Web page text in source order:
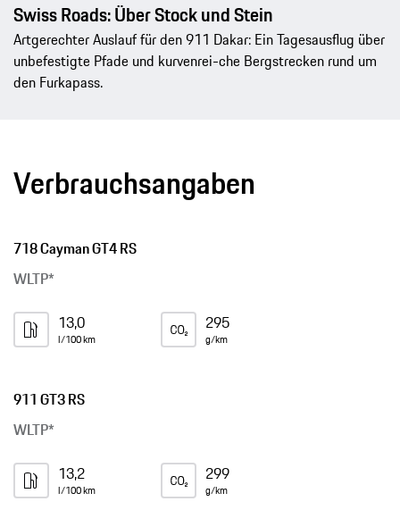
Swiss Roads: Über Stock und Stein
Artgerechter Auslauf für den 911 Dakar: Ein Tagesausflug über
unbefestigte Pfade und kurvenrei-che Bergstrecken rund um
den Furkapass.
Verbrauchsangaben
718 Cayman GT4 RS
WLTP*
13,0
l/100 km
295
g/km
911 GT3 RS
WLTP*
13,2
l/100 km
299
g/km